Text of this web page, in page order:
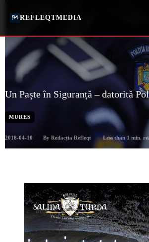
REFLEQTMEDIA
Un Paște în Siguranță – datorită
MURES
2018-04-10 By Redacția Refleqt Less than 1 min.